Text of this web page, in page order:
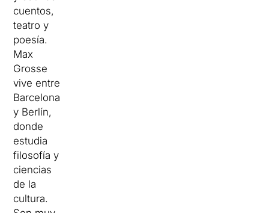
cuentos,
teatro y
poesía.
Max
Grosse
vive entre
Barcelona
y Berlín,
donde
estudia
filosofía y
ciencias
de la
cultura.